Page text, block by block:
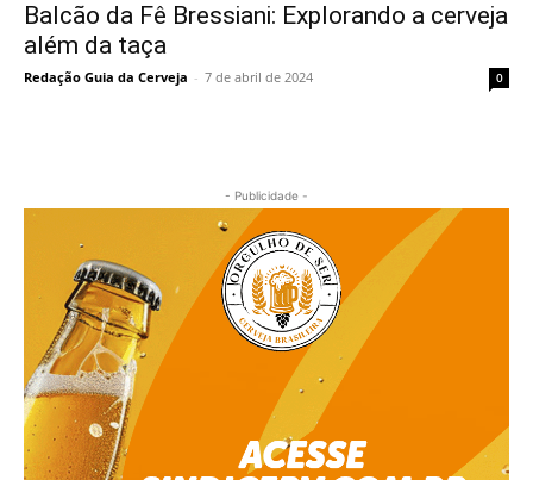
Balcão da Fê Bressiani: Explorando a cerveja
além da taça
Redação Guia da Cerveja - 7 de abril de 2024 0
- Publicidade -